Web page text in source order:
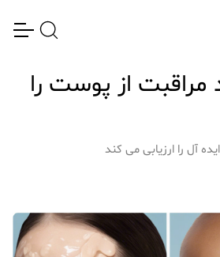
مراقبت از پوست را
را ارزیابی می کند